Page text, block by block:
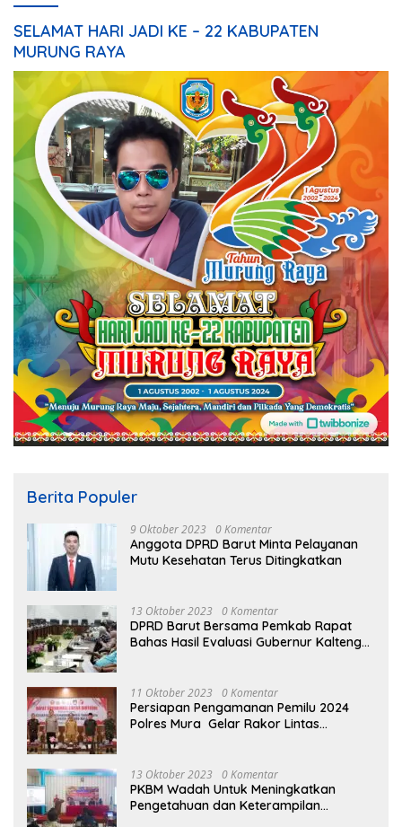
SELAMAT HARI JADI KE – 22 KABUPATEN
MURUNG RAYA
Berita Populer
9 Oktober 2023 0 Komentar
Anggota DPRD Barut Minta Pelayanan
Mutu Kesehatan Terus Ditingkatkan
13 Oktober 2023 0 Komentar
DPRD Barut Bersama Pemkab Rapat
Bahas Hasil Evaluasi Gubernur Kalteng
11 Oktober 2023 0 Komentar
Persiapan Pengamanan Pemilu 2024
Polres Mura Gelar Rakor Lintas
13 Oktober 2023 0 Komentar
PKBM Wadah Untuk Meningkatkan
Pengetahuan dan Keterampilan